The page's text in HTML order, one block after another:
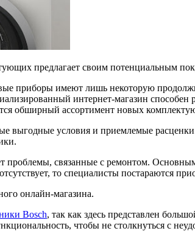
предлагает своим потенциальным
приборы имеют лишь некоторую
интернет-магазин
обширный ассортимент новых
выгодные условия и приемлемые
проблемы, связанные с ремонтом.
то специалисты постараются
онлайн-магазина.
Bosch, так как здесь представлен
чтобы не столкнуться с